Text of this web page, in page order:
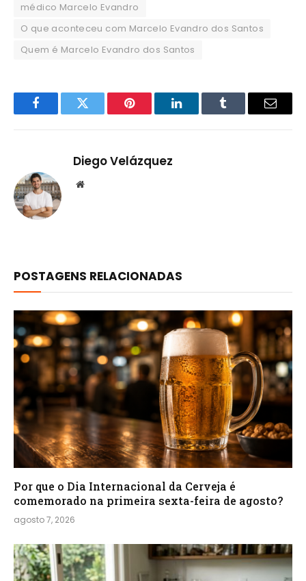
médico Marcelo Evandro
O que aconteceu com Marcelo Evandro dos Santos
Quem é Marcelo Evandro dos Santos
FacebookTwitter Pinterest LinkedInTumblr Email
Diego Velázquez
Website
POSTAGENS RELACIONADAS
Por que o Dia Internacional da Cerveja é
comemorado na primeira sexta-feira de agosto?
agosto 7, 2026